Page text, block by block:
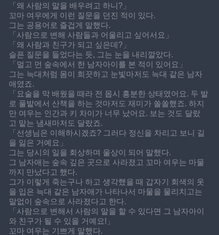
「왜 사람의 말을 배우려고 하니?」
꼬마 여우에게 이런 질문을 던진 적이 있다.
그는 공용어로 즐겁게 말했다.
「사람으로 변해 사람들과 어울리고 싶어서요」
「왜 사람과 친구가 되고 싶은데?」
슬픈 질문을 들었다는 듯, 그는 눈을 내리깔았다.
「멀고 먼 숲속에서 한 남자아이를 본 적이 있어요」
그는 늑대처럼 몸이 희끗하고 눈빛마저도 늑대 같은 남자
애였죠.
「요술을 막 배웠을 때라 전 몹시 흥분한 상태였어요. 두 발
로 풀밭에서 산책을 하는 것마저도 재미가 쏠쏠했죠. 하지
만 여우는 인간과 키 차이가 너무 났어요. 보는 것도 달랐
고 맡는 냄새마저도 달랐죠.
「선생님은 이해하시겠죠? 그러다 정신을 차리고 보니 길
을 잃은 거예요」
그는 당시의 일을 회상하며 울상이 되어 말했다.
그 남자애는 숲속 깊은 곳으로 사라졌고 꼬마 여우는 마물
까지 만났다고 했다.
그가 이렇게 죽는구나 하고 생각했을 때 갑자기 회색의 옷
을 입은 늑대 같은 남자애가 나타나서 마물을 물리치고는
말없이 숲속으로 사라졌다고 한다.
「사람으로 변해서 사람의 말을 할 수 있다면 그 남자아이
와 친구가 될 수 있을 거예요!」
꼬마 여우는 기쁘게 말했다.